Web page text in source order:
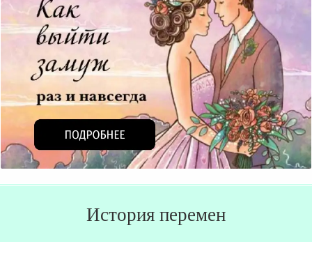
История перемен